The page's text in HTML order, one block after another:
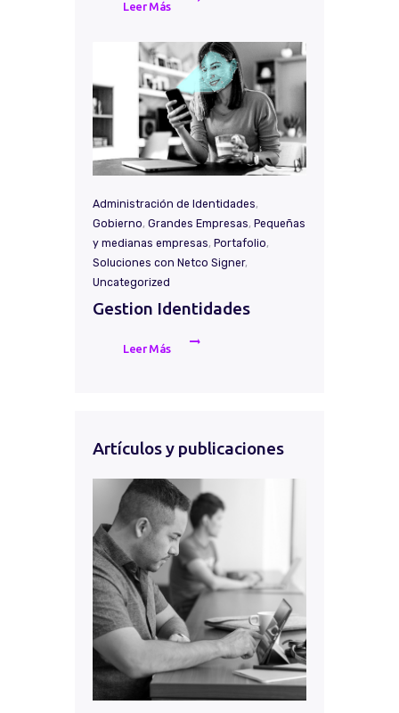
Leer Más
Administración de Identidades,
Gobierno, Grandes Empresas, Pequeñas
y medianas empresas, Portafolio,
Soluciones con Netco Signer,
Uncategorized
Gestion Identidades
Leer Más
Artículos y publicaciones